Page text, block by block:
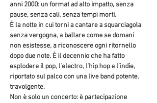
anni 2000: un format ad alto impatto, senza
pause, senza cali, senza tempi morti.
È la notte in cui torni a cantare a squarciagola
senza vergogna, a ballare come se domani
non esistesse, a riconoscere ogni ritornello
dopo due note. È il decennio che ha fatto
esplodere il pop, l’electro, l’hip hop e l’indie,
riportato sul palco con una live band potente,
travolgente.
Non è solo un concerto: è partecipazione